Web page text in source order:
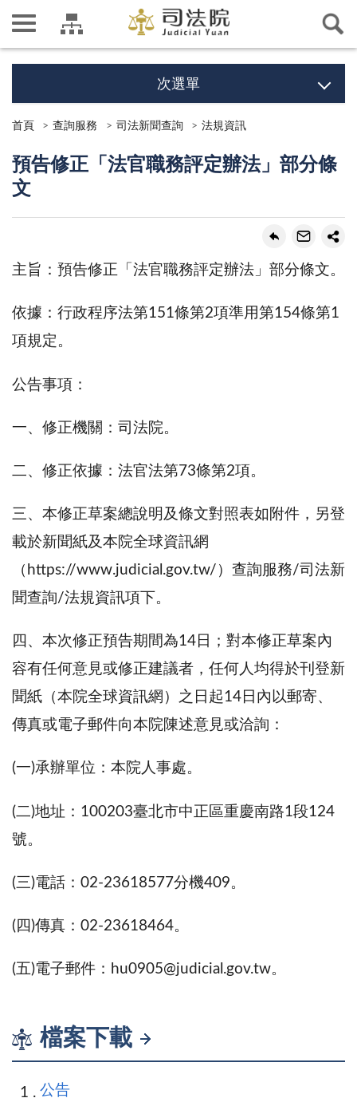
次選單
首頁 查詢服務 司法新聞查詢 法規資訊
預告修正「法官職務評定辦法」部分條
文
主旨：預告修正「法官職務評定辦法」部分條文。
依據：行政程序法第151條第2項準用第154條第1
項規定。
公告事項：
一、修正機關：司法院。
二、修正依據：法官法第73條第2項。
三、本修正草案總說明及條文對照表如附件，另登
載於新聞紙及本院全球資訊網
（https://www.judicial.gov.tw/）查詢服務/司法新
聞查詢/法規資訊項下。
四、本次修正預告期間為14日；對本修正草案內
容有任何意見或修正建議者，任何人均得於刊登新
聞紙（本院全球資訊網）之日起14日內以郵寄、
傳真或電子郵件向本院陳述意見或洽詢：
(一)承辦單位：本院人事處。
(二)地址：100203臺北市中正區重慶南路1段124
號。
(三)電話：02-23618577分機409。
(四)傳真：02-23618464。
(五)電子郵件：hu0905@judicial.gov.tw。
檔案下載
公告